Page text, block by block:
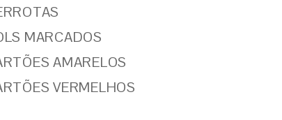
MARCADOS
AMARELOS
VERMELHOS